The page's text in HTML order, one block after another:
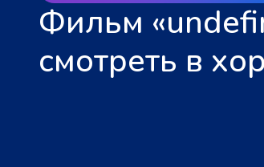
Фильм
смотреть в